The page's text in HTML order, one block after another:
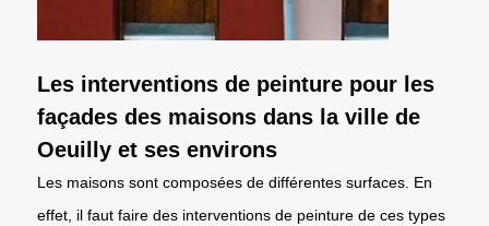
Les interventions de peinture pour les
façades des maisons dans la ville de
Oeuilly et ses environs
Les maisons sont composées de différentes surfaces. En
effet, il faut faire des interventions de peinture de ces types